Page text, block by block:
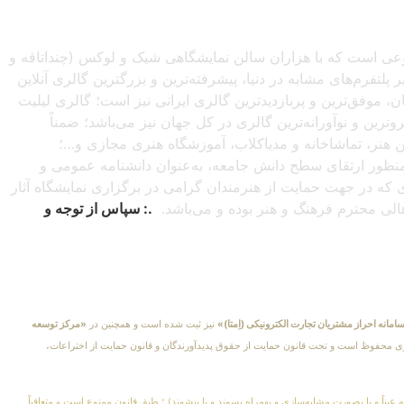
است که با هزاران سالن نمایشگاهی شیک و لوکس (چنداتاقه و
مشابه در دنیا، پیشرفته‌ترین و بزرگترین گالری آنلاین
از سراسرجهان، موفق‌ترین و پربازدیدترین گالری ایرانی نیز است؛ گالری لیلیت
و نوآورانه‌ترین گالری در کل جهان نیز می‌باشد؛ ضمناً
هنر، تماشاخانه و مدیاکلاب، آموزشگاه هنری مجازی و…؛
ارتقای سطح دانش جامعه، به‌عنوان دانشنامه عمومی و
در جهت حمایت از هنرمندان گرامی در برگزاری نمایشگاه آثار
محترم فرهنگ و هنر بوده و می‌باشد. .: سپاس از توجه و
احراز مشتریان تجارت الکترونیکی (اِمتا)» نیز ثبت شده است و همچنین در «مرکز توسعه
حقوق مادی و معنوی محفوظ است و تحت قانون حمایت از حقوق پدیدآورندگان و قانون حمایت از اختراعات،